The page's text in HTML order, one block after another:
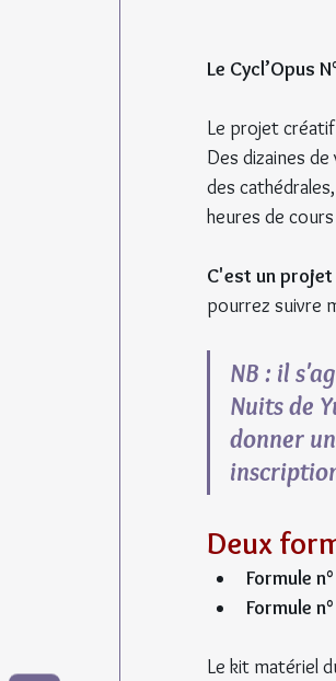
Le Cycl’Opus
Le projet
Des dizaines
des
heures de
C'est un
pourrez suivre
NB : il
Nuits de
donner
Deux
Formule
Formule
Le kit matériel